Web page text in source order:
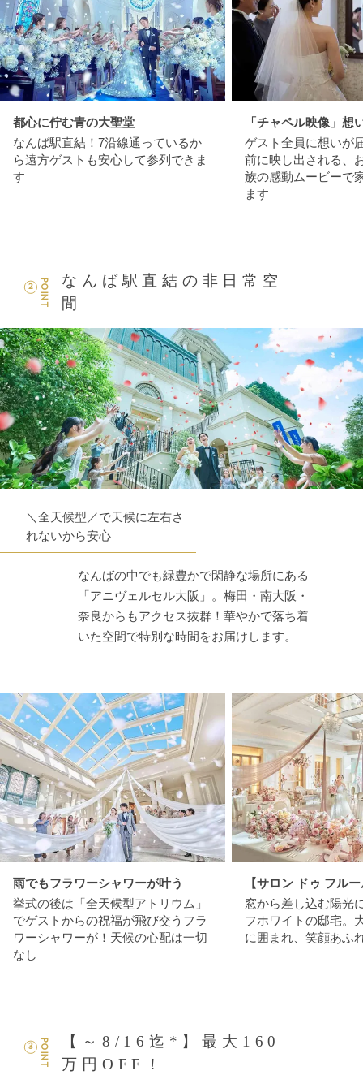
都心に佇む青の大聖堂
なんば駅直結！7沿線通っているか
ら遠方ゲストも安心して参列できま
す
「チャペル映像」想
ゲスト全員に想いが
前に映し出される、
族の感動ムービーで
ます
POINT
2
なんば駅直結の非日常空
間
＼全天候型／で天候に左右さ
れないから安心
なんばの中でも緑豊かで閑静な場所にある
「アニヴェルセル大阪」。梅田・南大阪・
奈良からもアクセス抜群！華やかで落ち着
いた空間で特別な時間をお届けします。
雨でもフラワーシャワーが叶う
挙式の後は「全天候型アトリウム」
でゲストからの祝福が飛び交うフラ
ワーシャワーが！天候の心配は一切
なし
【サロン ドゥ フル
窓から差し込む陽光
フホワイトの邸宅。
に囲まれ、笑顔あふ
POINT
3
【～8/16迄*】最大160
万円OFF！